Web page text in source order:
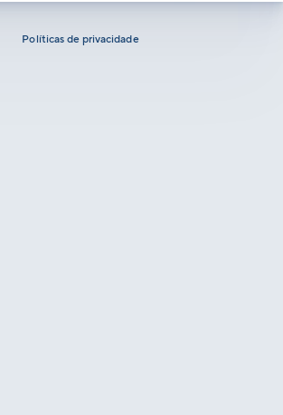
Políticas de privacidade